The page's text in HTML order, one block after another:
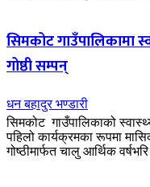
सिमकोट गाउँपालिकामा
गोष्ठी सम्पन्
धन बहादुर भण्डारी
सिमकोट गाउँपालिकाको
पहिलो कार्यक्रमका रूपमा
गोष्ठीमार्फत चालु आर्थिक